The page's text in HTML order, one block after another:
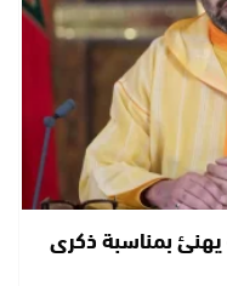
بمناسبة ذكرى